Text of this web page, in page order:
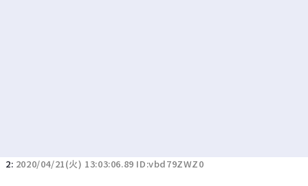
2: 2020/04/21(火) 13:03:06.89 ID:vbd79ZWZ0